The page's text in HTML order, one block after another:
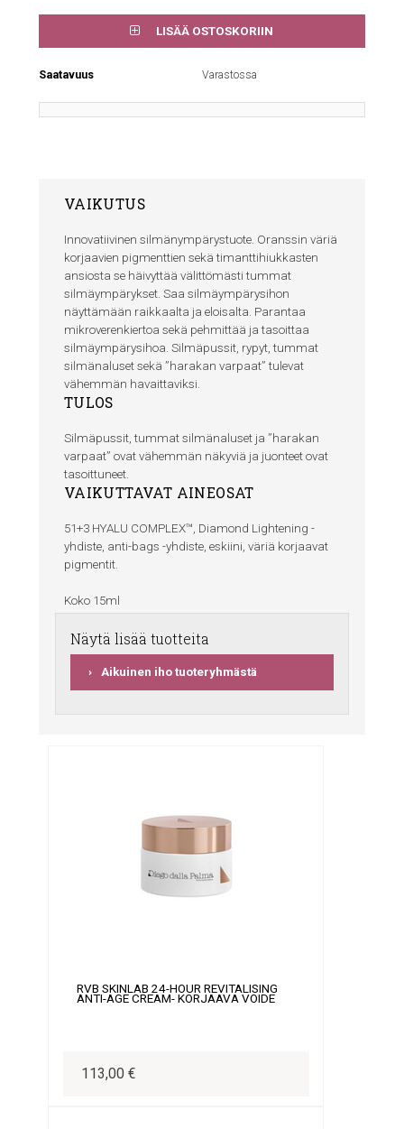
LISÄÄ OSTOSKORIIN
Saatavuus Varastossa
VAIKUTUS
Innovatiivinen silmänympärystuote. Oranssin väriä
korjaavien pigmenttien sekä timanttihiukkasten
ansiosta se häivyttää välittömästi tummat
silmäympärykset. Saa silmäympärysihon
näyttämään raikkaalta ja eloisalta. Parantaa
mikroverenkiertoa sekä pehmittää ja tasoittaa
silmäympärysihoa. Silmäpussit, rypyt, tummat
silmänaluset sekä ”harakan varpaat” tulevat
vähemmän havaittaviksi.
TULOS
Silmäpussit, tummat silmänaluset ja ”harakan
varpaat” ovat vähemmän näkyviä ja juonteet ovat
tasoittuneet.
VAIKUTTAVAT AINEOSAT
51+3 HYALU COMPLEX™, Diamond Lightening -
yhdiste, anti-bags -yhdiste, eskiini, väriä korjaavat
pigmentit.
Koko 15ml
Näytä lisää tuotteita
Aikuinen iho tuoteryhmästä
RVB SKINLAB 24-HOUR REVITALISING
ANTI-AGE CREAM- KORJAAVA VOIDE
113,00 €